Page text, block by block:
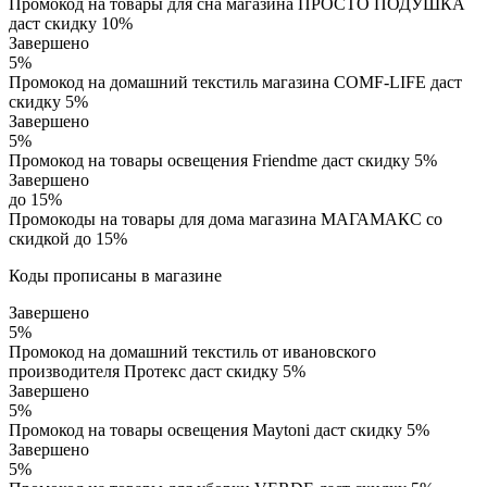
Промокод на товары для сна магазина ПРОСТО ПОДУШКА
даст скидку 10%
Завершено
5%
Промокод на домашний текстиль магазина COMF-LIFE даст
скидку 5%
Завершено
5%
Промокод на товары освещения Friendme даст скидку 5%
Завершено
до 15%
Промокоды на товары для дома магазина МАГАМАКС со
скидкой до 15%
Коды прописаны в магазине
Завершено
5%
Промокод на домашний текстиль от ивановского
производителя Протекс даст скидку 5%
Завершено
5%
Промокод на товары освещения Maytoni даст скидку 5%
Завершено
5%